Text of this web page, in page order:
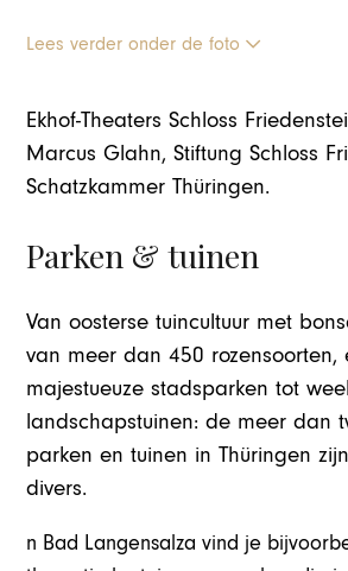
Lees verder onder de foto
Ekhof-Theaters Schloss
Marcus Glahn, Stiftung Schloss
Schatzkammer Thüringen.
Parken & tuinen
Van oosterse tuincultuur met
van meer dan 450 rozensoorten,
majestueuze stadsparken tot
landschapstuinen: de meer dan
parken en tuinen in Thüringen
divers.
n Bad Langensalza vind je